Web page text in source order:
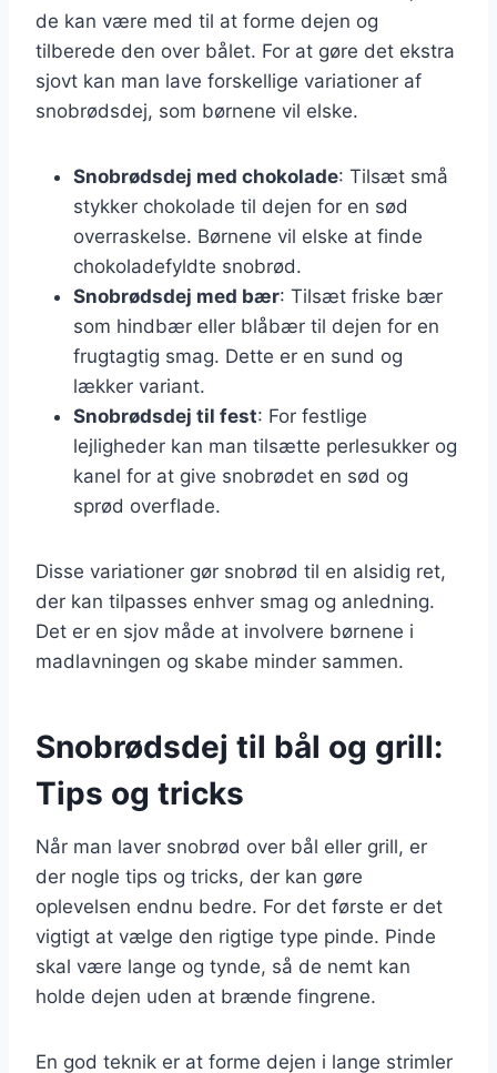
de kan være med til at forme dejen og
tilberede den over bålet. For at gøre det ekstra
sjovt kan man lave forskellige variationer af
snobrødsdej, som børnene vil elske.
Snobrødsdej med chokolade: Tilsæt små
stykker chokolade til dejen for en sød
overraskelse. Børnene vil elske at finde
chokoladefyldte snobrød.
Snobrødsdej med bær: Tilsæt friske bær
som hindbær eller blåbær til dejen for en
frugtagtig smag. Dette er en sund og
lækker variant.
Snobrødsdej til fest: For festlige
lejligheder kan man tilsætte perlesukker og
kanel for at give snobrødet en sød og
sprød overflade.
Disse variationer gør snobrød til en alsidig ret,
der kan tilpasses enhver smag og anledning.
Det er en sjov måde at involvere børnene i
madlavningen og skabe minder sammen.
Snobrødsdej til bål og grill:
Tips og tricks
Når man laver snobrød over bål eller grill, er
der nogle tips og tricks, der kan gøre
oplevelsen endnu bedre. For det første er det
vigtigt at vælge den rigtige type pinde. Pinde
skal være lange og tynde, så de nemt kan
holde dejen uden at brænde fingrene.
En god teknik er at forme dejen i lange strimler